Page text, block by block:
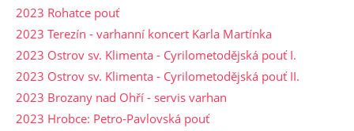
2023 Rohatce pouť
2023 Terezín - varhanní koncert Karla Martínka
2023 Ostrov sv. Klimenta - Cyrilometodějská pouť I.
2023 Ostrov sv. Klimenta - Cyrilometodějská pouť II.
2023 Brozany nad Ohří - servis varhan
2023 Hrobce: Petro-Pavlovská pouť